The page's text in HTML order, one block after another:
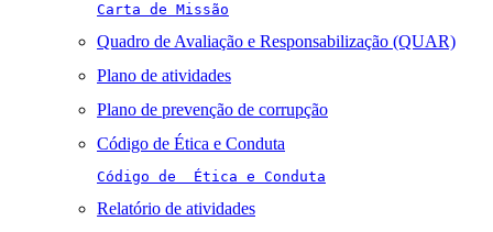
Carta de Missão
Quadro de Avaliação e Responsabilização (QUAR)
Plano de atividades
Plano de prevenção de corrupção
Código de Ética e Conduta
Código de  Ética e Conduta
Relatório de atividades